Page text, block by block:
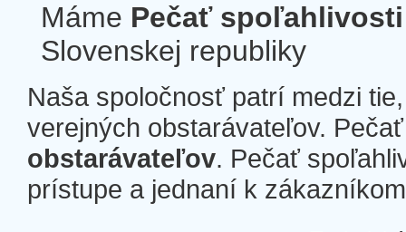
Máme Pečať spoľahlivosti
Slovenskej republiky
Naša spoločnosť patrí medzi
verejných obstarávateľov.
obstarávateľov. Pečať
prístupe a jednaní k